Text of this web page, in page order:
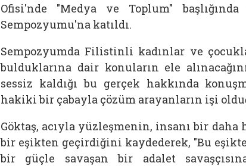
Ofisi'nde "Medya ve Toplum"
Sempozyumu'na katıldı.
Sempozyumda Filistinli kadınlar ve
bulduklarına dair konuların ele
sessiz kaldığı bu gerçek hakkında
hakiki bir çabayla çözüm arayanların işi
Göktaş, acıyla yüzleşmenin, insanı bir
bir eşikten geçirdiğini kaydederek, "Bu
bir güçle savaşan bir adalet